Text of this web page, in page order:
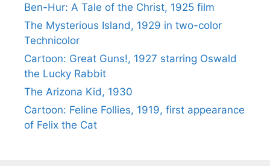
Ben-Hur: A Tale of the Christ, 1925 film
The Mysterious Island, 1929 in two-color
Technicolor
Cartoon: Great Guns!, 1927 starring Oswald
the Lucky Rabbit
The Arizona Kid, 1930
Cartoon: Feline Follies, 1919, first appearance
of Felix the Cat